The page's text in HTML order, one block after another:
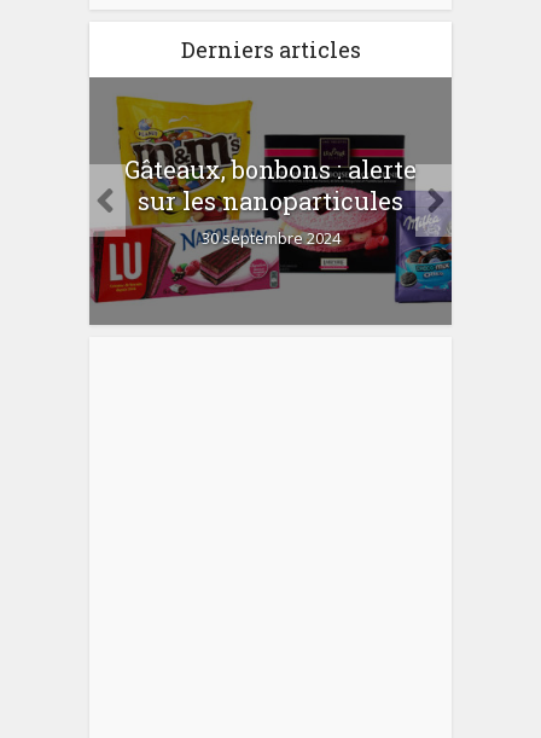
Derniers articles
Gâteaux, bonbons : alerte
sur les nanoparticules
30 septembre 2024